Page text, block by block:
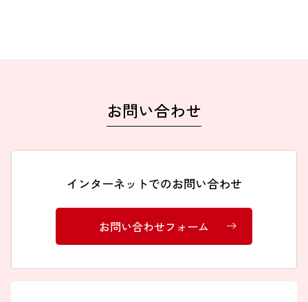
お問い合わせ
インターネットでのお問い合わせ
お問い合わせフォーム